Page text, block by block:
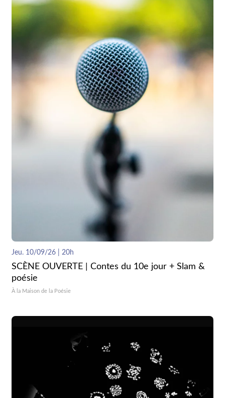
Jeu. 10/09/26 | 20h
SCÈNE OUVERTE | Contes du 10e jour + Slam &
poésie
À la Maison de la Poésie